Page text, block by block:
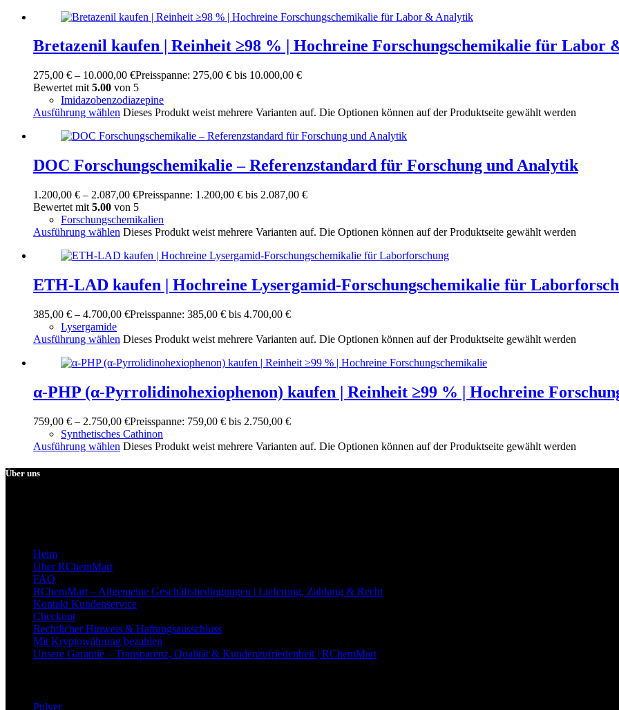
Bretazenil kaufen | Reinheit ≥98 % | Hochreine Forschungschemikalie für Labor
275,00 € – 10.000,00 €Preisspanne: 275,00 € bis 10.000,00 €
Bewertet mit 5.00 von 5
Imidazobenzodiazepine
Ausführung wählen Dieses Produkt weist mehrere Varianten auf. Die Optionen können auf der Produktseite gewählt werden
DOC Forschungschemikalie – Referenzstandard für Forschung und Analytik
1.200,00 € – 2.087,00 €Preisspanne: 1.200,00 € bis 2.087,00 €
Bewertet mit 5.00 von 5
Forschungschemikalien
Ausführung wählen Dieses Produkt weist mehrere Varianten auf. Die Optionen können auf der Produktseite gewählt werden
ETH-LAD kaufen | Hochreine Lysergamid-Forschungschemikalie für
385,00 € – 4.700,00 €Preisspanne: 385,00 € bis 4.700,00 €
Lysergamide
Ausführung wählen Dieses Produkt weist mehrere Varianten auf. Die Optionen können auf der Produktseite gewählt werden
α-PHP (α-Pyrrolidinohexiophenon) kaufen | Reinheit ≥99 % | Hochreine
759,00 € – 2.750,00 €Preisspanne: 759,00 € bis 2.750,00 €
Synthetisches Cathinon
Ausführung wählen Dieses Produkt weist mehrere Varianten auf. Die Optionen können auf der Produktseite gewählt werden
Über uns
Heim
Über RChemMart
FAQ
RChemMart – Allgemeine Geschäftsbedingungen | Lieferung, Zahlung & Recht
Kontakt Kundenservice
Checkout
Rechtlicher Hinweis & Haftungsausschluss
Mit Kryptowährung bezahlen
Unsere Garantie – Transparenz, Qualität & Kundenzufriedenheit | RChemMart
Pulver